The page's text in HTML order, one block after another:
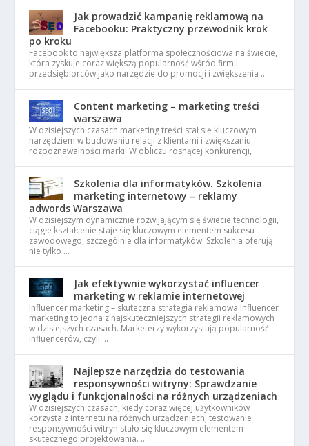
Jak prowadzić kampanię reklamową na
Facebooku: Praktyczny przewodnik krok
po kroku
Facebook to największa platforma społecznościowa na świecie,
która zyskuje coraz większą popularność wśród firm i
przedsiębiorców jako narzędzie do promocji i zwiększenia …
Content marketing – marketing treści
warszawa
W dzisiejszych czasach marketing treści stał się kluczowym
narzędziem w budowaniu relacji z klientami i zwiększaniu
rozpoznawalności marki. W obliczu rosnącej konkurencji, …
Szkolenia dla informatyków. Szkolenia
marketing internetowy – reklamy
adwords Warszawa
W dzisiejszym dynamicznie rozwijającym się świecie technologii,
ciągłe kształcenie staje się kluczowym elementem sukcesu
zawodowego, szczególnie dla informatyków. Szkolenia oferują
nie tylko …
Jak efektywnie wykorzystać influencer
marketing w reklamie internetowej
Influencer marketing – skuteczna strategia reklamowa Influencer
marketing to jedna z najskuteczniejszych strategii reklamowych
w dzisiejszych czasach. Marketerzy wykorzystują popularność
influencerów, czyli …
Najlepsze narzędzia do testowania
responsywności witryny: Sprawdzanie
wyglądu i funkcjonalności na różnych urządzeniach
W dzisiejszych czasach, kiedy coraz więcej użytkowników
korzysta z internetu na różnych urządzeniach, testowanie
responsywności witryn stało się kluczowym elementem
skutecznego projektowania. …